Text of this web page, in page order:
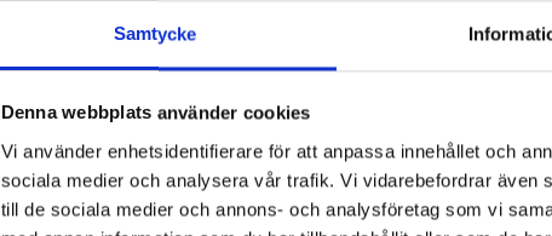
Samtycke
Denna webbplats använder cookies
Vi använder enhetsidentifierare för att anpassa innehållet och
sociala medier och analysera vår trafik. Vi vidarebefordrar även
till de sociala medier och annons- och analysföretag som vi
Baserat på 1422